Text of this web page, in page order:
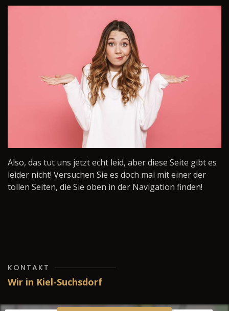
Also, das tut uns jetzt echt leid, aber diese Seite gibt es
leider nicht! Versuchen Sie es doch mal mit einer der
tollen Seiten, die Sie oben in der Navigation finden!
KONTAKT
Wir in Kiel-Suchsdorf